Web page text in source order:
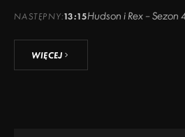
NASTĘPNY:13:15Hudson i Rex – Sezon
WIĘCEJ